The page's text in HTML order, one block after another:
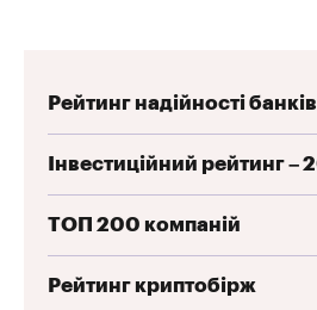
Рейтинг надійності
Інвестиційний рейтинг –
ТОП 200 компаній
Рейтинг криптобірж